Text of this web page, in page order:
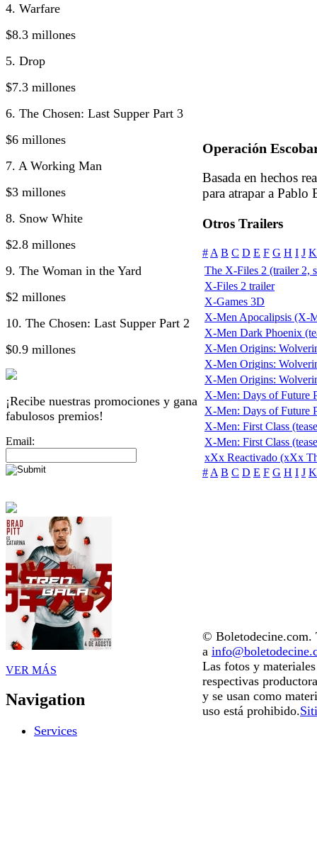
4. Warfare
$8.3 millones
5. Drop
$7.3 millones
6. The Chosen: Last Supper Part 3
$6 millones
7. A Working Man
$3 millones
8. Snow White
$2.8 millones
9. The Woman in the Yard
$2 millones
10. The Chosen: Last Supper Part 2
$0.9 millones
¡Recibe nuestras promociones y gana
fabulosos premios!
Email:
VER MÁS
Navigation
Services
Operación
Basada en hechos
para atrapar a Pablo
Otros Trailers
# A B C D E F G H I J K
The X-Files 2 (trailer 2,
X-Files 2 trailer
X-Games 3D
X-Men Apocalipsis (X-
X-Men Dark Phoenix
X-Men Origins:
X-Men Origins:
X-Men Origins:
X-Men: Days of Future
X-Men: Days of Future
X-Men: First Class
X-Men: First Class
xXx Reactivado (xXx
# A B C D E F G H I J K
© Boletodecine.com.
a
Las fotos y
respectivas
y se usan como
uso está prohibido.